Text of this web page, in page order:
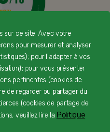
Tous droits réservés
NOUS
sur ce site. Avec votre
pour mesurer et analyser
; pour l'adapter à vos
; pour vous présenter
pertinentes (cookies de
de regarder ou partager du
(cookies de partage de
veuillez lire la Politique